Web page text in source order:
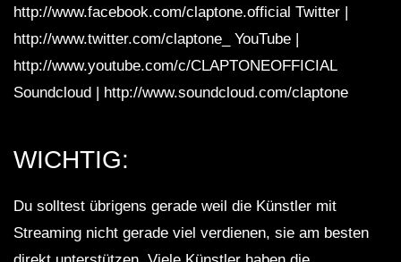
http://www.facebook.com/claptone.official Twitter |
http://www.twitter.com/claptone_ YouTube |
http://www.youtube.com/c/CLAPTONEOFFICIAL
Soundcloud | http://www.soundcloud.com/claptone
WICHTIG:
Du solltest übrigens gerade weil die Künstler mit
Streaming nicht gerade viel verdienen, sie am besten